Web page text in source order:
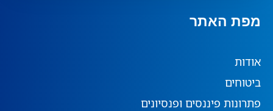
מפת האתר
אודות
ביטוחים
פתרונות פיננסים ופנסיונים